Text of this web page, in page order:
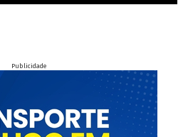
Publicidade